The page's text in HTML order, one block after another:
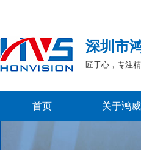
深圳市
匠于心，专注
首页 关于鸿